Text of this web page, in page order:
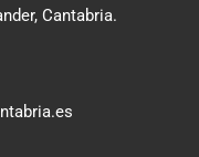
Cantabria.